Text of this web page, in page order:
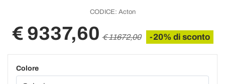
CODICE: Acton
€ 9337,60 € 11672,00 -20% di sconto
Colore